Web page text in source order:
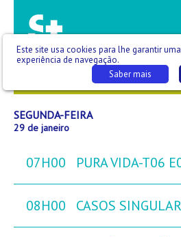
SEG29
SEGUNDA-FEIRA
29 de janeiro
07H00 PURA VIDA-T06
08H00 CASOS
Este site usa cookies para lhe garantir
experiência de navegação.
Saber mais